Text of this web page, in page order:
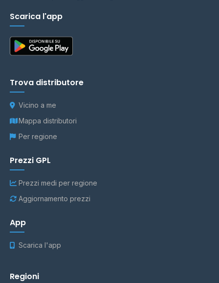
Scarica l'app
Trova distributore
Vicino a me
Mappa distributori
Per regione
Prezzi GPL
Prezzi medi per regione
Aggiornamento prezzi
App
Scarica l'app
Regioni